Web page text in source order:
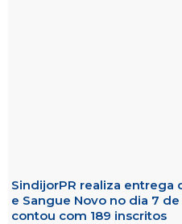
SindijorPR realiza entrega
e Sangue Novo no dia 7
contou com 189 inscritos